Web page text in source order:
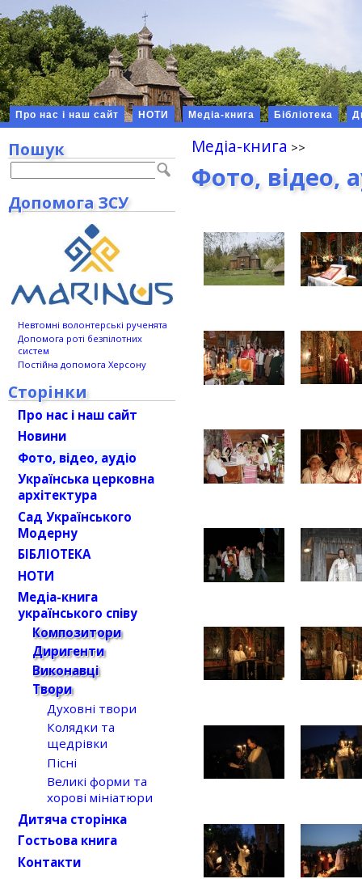
Про нас і наш сайт НОТИ Медіа-книга Бібліотека
Медіа-книга
Фото, відео,
Пошук
Допомога ЗСУ
Невтомні волонтерські рученята
Допомога роті безпілотних
систем
Постійна допомога Херсону
Сторінки
Про нас і наш сайт
Новини
Фото, відео, аудіо
Українська церковна
архітектура
Сад Українського
Модерну
БІБЛІОТЕКА
НОТИ
Медіа-книга
українського співу
Композитори
Диригенти
Виконавці
Твори
Духовні твори
Колядки та
щедрівки
Пісні
Великі форми та
хорові мініатюри
Дитяча сторінка
Гостьова книга
Контакти